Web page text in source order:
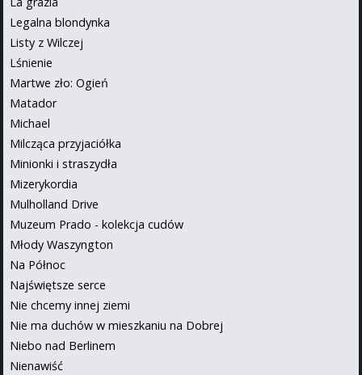
Legalna blondynka
Listy z Wilczej
Lśnienie
Martwe zło: Ogień
Matador
Michael
Milcząca przyjaciółka
Minionki i straszydła
Mizerykordia
Mulholland Drive
Muzeum Prado - kolekcja cudów
Młody Waszyngton
Na Północ
Najświętsze serce
Nie chcemy innej ziemi
Nie ma duchów w mieszkaniu na Dobrej
Niebo nad Berlinem
Nienawiść